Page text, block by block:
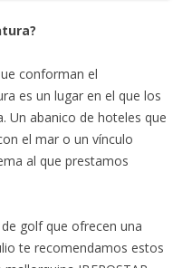
conforman el
es un lugar en el que los
Un abanico de hoteles que
el mar o un vínculo
al que prestamos
golf que ofrecen una
te recomendamos estos